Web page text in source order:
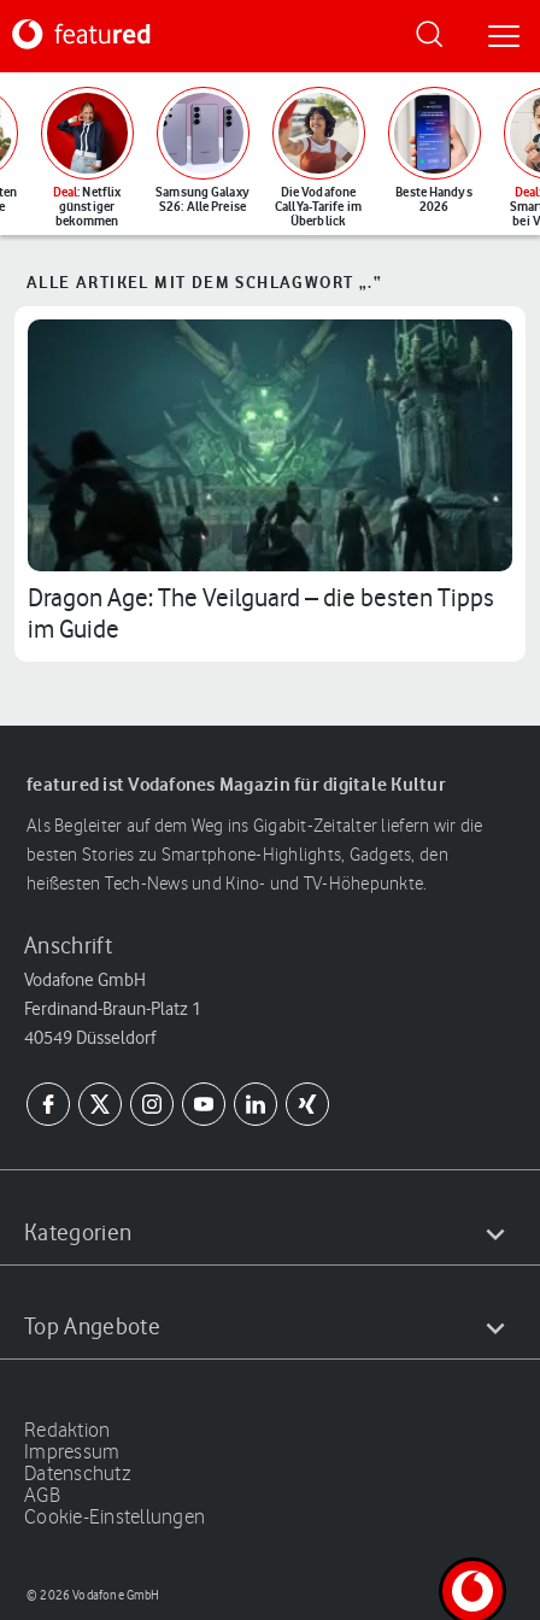
Deal: Netflix
günstiger
bekommen
Samsung Galaxy
S26: Alle Preise
Die Vodafone
CallYa-Tarife im
Überblick
Beste Handys
2026
Deal
bei
ALLE ARTIKEL MIT DEM SCHLAGWORT „.“
Dragon Age: The Veilguard – die besten Tipps
im Guide
featured ist Vodafones Magazin für digitale Kultur
Als Begleiter auf dem Weg ins Gigabit-Zeitalter liefern wir die
besten Stories zu Smartphone-Highlights, Gadgets, den
heißesten Tech-News und Kino- und TV-Höhepunkte.
Anschrift
Vodafone GmbH
Ferdinand-Braun-Platz 1
40549 Düsseldorf
Kategorien
Top Angebote
Redaktion
Impressum
Datenschutz
AGB
Cookie-Einstellungen
© 2026 Vodafone GmbH